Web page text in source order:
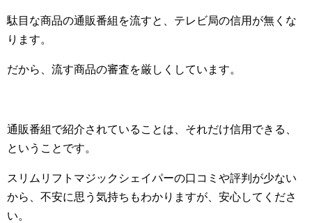
駄目な商品の通販番組を流すと、テレビ局の信用が無くな
ります。
だから、流す商品の審査を厳しくしています。
通販番組で紹介されていることは、それだけ信用できる、
ということです。
スリムリフトマジックシェイパーの口コミや評判が少ない
から、不安に思う気持ちもわかりますが、安心してくださ
い。